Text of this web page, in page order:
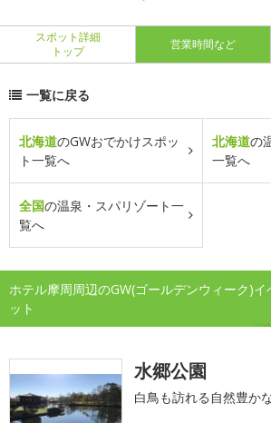
スポット詳細
トップ
営業時間など
一覧に戻る
北海道のGWおでかけスポッ
ト一覧へ
北海道の
一覧へ
全国の温泉・スパリゾート一
覧へ
ホテル摩周周辺のGW(ゴールデンウィーク)
ット
水郷公園
白鳥も訪れる自然豊か